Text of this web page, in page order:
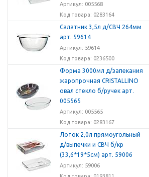
Артикул: 005568
Код товара: 0283164
Салатник 3,5л д/СВЧ 264мм
арт. 59614
Артикул: 59614
Код товара: 0236500
Форма 3000мл д/запекания
жаропрочная CRISTALLINO
овал стекло б/ручек арт.
005565
Артикул: 005565
Код товара: 0283167
Лоток 2,0л прямоугольный
д/выпечки и СВЧ б/кр
(33,6*19*5cм) арт. 59006
Артикул: 59006